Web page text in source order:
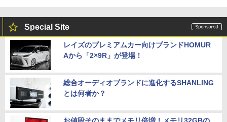
Special Site
レイズのプレミアムカー向けブランドHOMUR
Aから「2×9R」が登場！
総合オーディオブランドに進化するSHANLING
とは何者か？